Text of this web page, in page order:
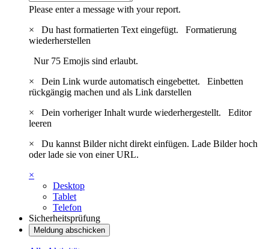
Please enter a message with your report.
×
Du hast formatierten Text eingefügt. Formatierung
wiederherstellen
Nur 75 Emojis sind erlaubt.
×
Dein Link wurde automatisch eingebettet. Einbetten
rückgängig machen und als Link darstellen
×
Dein vorheriger Inhalt wurde wiederhergestellt. Editor
leeren
×
Du kannst Bilder nicht direkt einfügen. Lade Bilder hoch
oder lade sie von einer URL.
×
Desktop
Tablet
Telefon
Sicherheitsprüfung
Meldung abschicken